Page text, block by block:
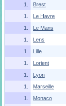
1.
Brest
1.
Le Havre
1.
Le Mans
1.
Lens
1.
Lille
1.
Lorient
1.
Lyon
1.
Marseille
1.
Monaco